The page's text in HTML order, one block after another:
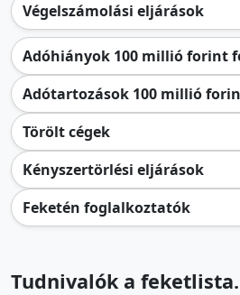
Végelszámolási eljárások
Adóhiányok 100 millió forint
Adótartozások 100 millió
Törölt cégek
Kényszertörlési eljárások
Feketén foglalkoztatók
Tudnivalók a